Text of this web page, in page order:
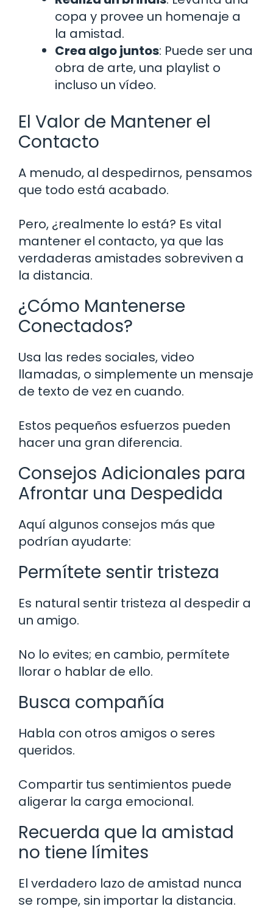
copa y provee un homenaje a
la amistad.
Crea algo juntos: Puede ser una
obra de arte, una playlist o
incluso un vídeo.
El Valor de Mantener el
Contacto
A menudo, al despedirnos, pensamos
que todo está acabado.
Pero, ¿realmente lo está? Es vital
mantener el contacto, ya que las
verdaderas amistades sobreviven a
la distancia.
¿Cómo Mantenerse
Conectados?
Usa las redes sociales, video
llamadas, o simplemente un mensaje
de texto de vez en cuando.
Estos pequeños esfuerzos pueden
hacer una gran diferencia.
Consejos Adicionales para
Afrontar una Despedida
Aquí algunos consejos más que
podrían ayudarte:
Permítete sentir tristeza
Es natural sentir tristeza al despedir a
un amigo.
No lo evites; en cambio, permítete
llorar o hablar de ello.
Busca compañía
Habla con otros amigos o seres
queridos.
Compartir tus sentimientos puede
aligerar la carga emocional.
Recuerda que la amistad
no tiene límites
El verdadero lazo de amistad nunca
se rompe, sin importar la distancia.